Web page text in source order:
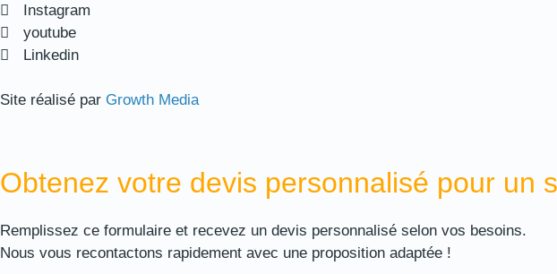
Instagram
youtube
Linkedin
Site réalisé par Growth Media
Obtenez votre devis personnalisé pour un
Remplissez ce formulaire et recevez un devis personnalisé selon vos besoins.
Nous vous recontactons rapidement avec une proposition adaptée !